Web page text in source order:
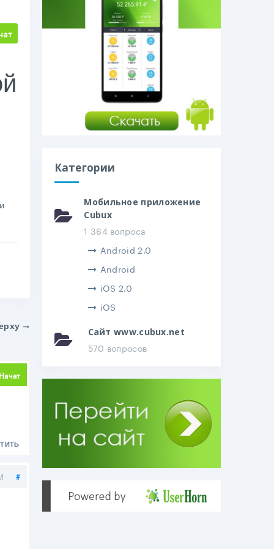
#Поделиться
Категории
Мобильное приложение
Cubux
1 364 вопроса
Android 2.0
Android
iOS 2.0
iOS
Сайт www.cubux.net
570 вопросов